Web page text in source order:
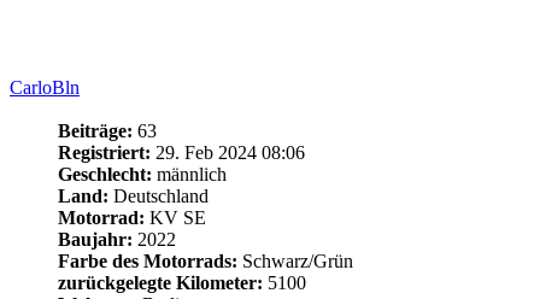
Re: Wer fährt die SE im Rider Modus?
Zitieren
Beitrag vonCarloBln»1. Aug 2024 20:20
Genau das habe ich vor. Brauche dazu aber ne zwei Hand zum
Ausmessen.
Das Leben ist manchmal ein Scheißspiel - aber die Grafik ist geil.
Bisher gefahren: Suzuki 600er Bandit, Kawasaki Er6F, Triumph